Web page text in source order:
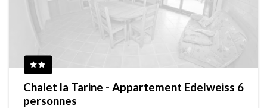
Chalet la Tarine - Appartement Edelweiss 6
personnes